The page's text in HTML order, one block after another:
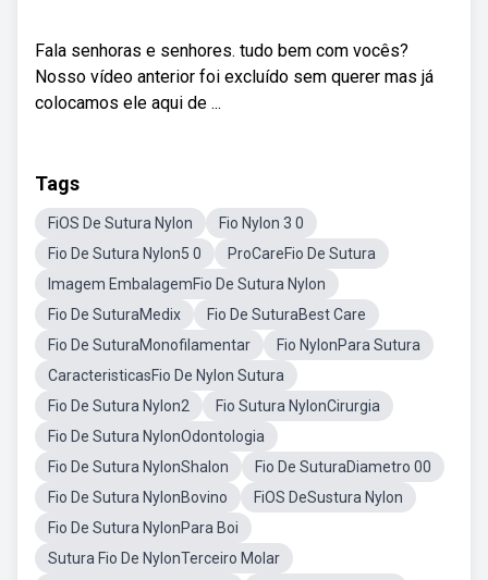
Fala senhoras e senhores. tudo bem com vocês?
Nosso vídeo anterior foi excluído sem querer mas já
colocamos ele aqui de ...
Tags
FiOS De Sutura Nylon
Fio Nylon 3 0
Fio De Sutura Nylon5 0
ProCareFio De Sutura
Imagem EmbalagemFio De Sutura Nylon
Fio De SuturaMedix
Fio De SuturaBest Care
Fio De SuturaMonofilamentar
Fio NylonPara Sutura
CaracteristicasFio De Nylon Sutura
Fio De Sutura Nylon2
Fio Sutura NylonCirurgia
Fio De Sutura NylonOdontologia
Fio De Sutura NylonShalon
Fio De SuturaDiametro 00
Fio De Sutura NylonBovino
FiOS DeSustura Nylon
Fio De Sutura NylonPara Boi
Sutura Fio De NylonTerceiro Molar